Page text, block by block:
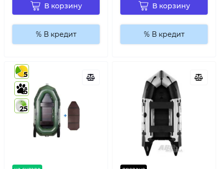
В корзину
% В кредит
В корзину
% В кредит
5
5
25